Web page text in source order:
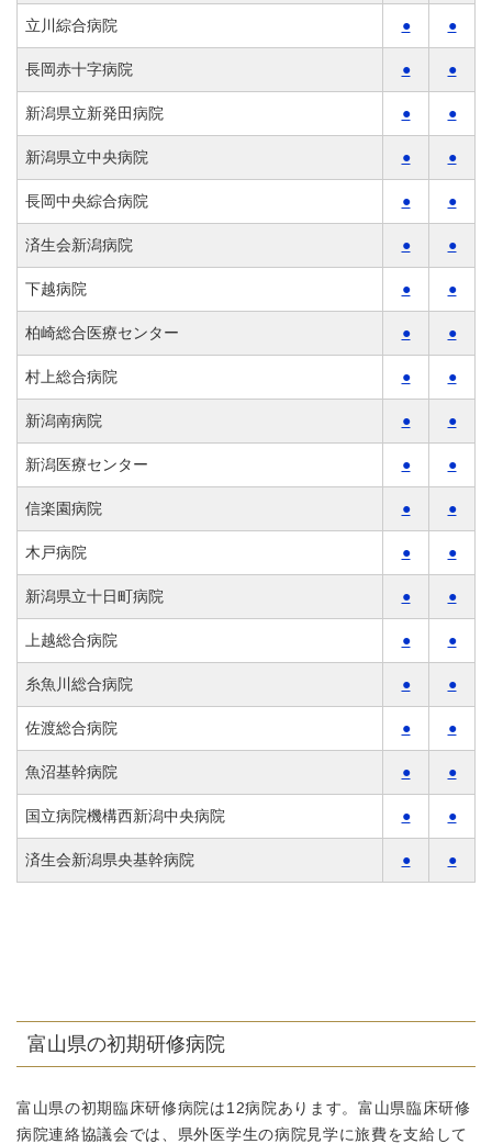
立川綜合病院 ● ●
長岡赤十字病院 ● ●
新潟県立新発田病院 ● ●
新潟県立中央病院 ● ●
長岡中央綜合病院 ● ●
済生会新潟病院 ● ●
下越病院 ● ●
柏崎総合医療センター ● ●
村上総合病院 ● ●
新潟南病院 ● ●
新潟医療センター ● ●
信楽園病院 ● ●
木戸病院 ● ●
新潟県立十日町病院 ● ●
上越総合病院 ● ●
糸魚川総合病院 ● ●
佐渡総合病院 ● ●
魚沼基幹病院 ● ●
国立病院機構西新潟中央病院 ● ●
済生会新潟県央基幹病院 ● ●
富山県の初期研修病院
富山県の初期臨床研修病院は12病院あります。富山県臨床研修
病院連絡協議会では、県外医学生の病院見学に旅費を支給して